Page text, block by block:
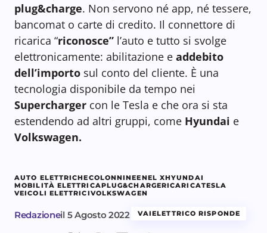
plug&charge. Non servono né app, né tessere,
bancomat o carte di credito. Il connettore di
ricarica “riconosce” l’auto e tutto si svolge
elettronicamente: abilitazione e addebito
dell’importo sul conto del cliente. È una
tecnologia disponibile da tempo nei
Supercharger con le Tesla e che ora si sta
estendendo ad altri gruppi, come Hyundai e
Volkswagen.
AUTO ELETTRICHECOLONNINEENEL XHYUNDAI
MOBILITÀ ELETTRICAPLUG&CHARGERICARICATESLA
VEICOLI ELETTRICIVOLKSWAGEN
Redazioneil 5 Agosto 2022 VAIELETTRICO RISPONDE